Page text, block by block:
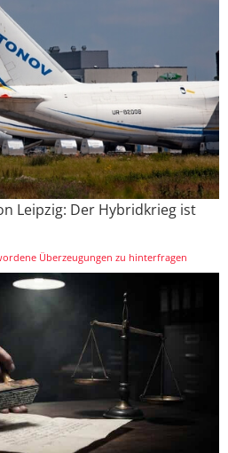
Leipzig: Der Hybridkrieg ist
Überzeugungen zu hinterfragen